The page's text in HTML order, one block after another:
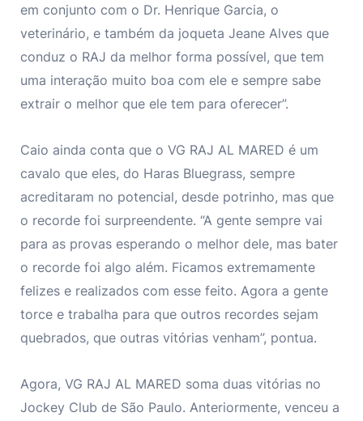
em conjunto com o Dr. Henrique Garcia, o
veterinário, e também da joqueta Jeane Alves que
conduz o RAJ da melhor forma possível, que tem
uma interação muito boa com ele e sempre sabe
extrair o melhor que ele tem para oferecer”.
Caio ainda conta que o VG RAJ AL MARED é um
cavalo que eles, do Haras Bluegrass, sempre
acreditaram no potencial, desde potrinho, mas que
o recorde foi surpreendente. “A gente sempre vai
para as provas esperando o melhor dele, mas bater
o recorde foi algo além. Ficamos extremamente
felizes e realizados com esse feito. Agora a gente
torce e trabalha para que outros recordes sejam
quebrados, que outras vitórias venham”, pontua.
Agora, VG RAJ AL MARED soma duas vitórias no
Jockey Club de São Paulo. Anteriormente, venceu a